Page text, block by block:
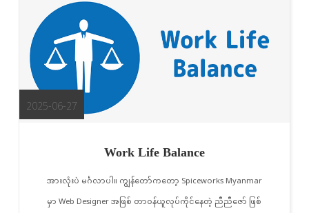
2025-06-27
Work Life Balance
အားလုံးပဲ မင်္ဂလာပါ။ ကျွန်တော်ကတော့ Spiceworks Myanmar
မှာ Web Designer အဖြစ် တာဝန်ယူလုပ်ကိုင်နေတဲ့ ညီညီဇော် ဖြစ်